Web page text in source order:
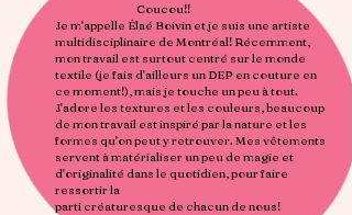
Coucou!!
Je m'appelle Élaé Boivin et je suis une artiste
multidisciplinaire de Montréal! Récemment,
mon travail est surtout centré sur le monde
textile (je fais d'ailleurs un DEP en couture en
ce moment!), mais je touche un peu à tout.
J'adore les textures et les couleurs, beaucoup
de mon travail est inspiré par la nature et les
formes qu'on peut y retrouver. Mes vêtements
servent à matérialiser un peu de magie et
d'originalité dans le quotidien, pour faire
ressortir la
parti créaturesque de chacun de nous!